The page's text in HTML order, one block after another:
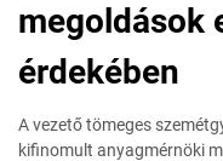
megoldások
érdekében
A vezető tömeges
kifinomult anyagmérnöki